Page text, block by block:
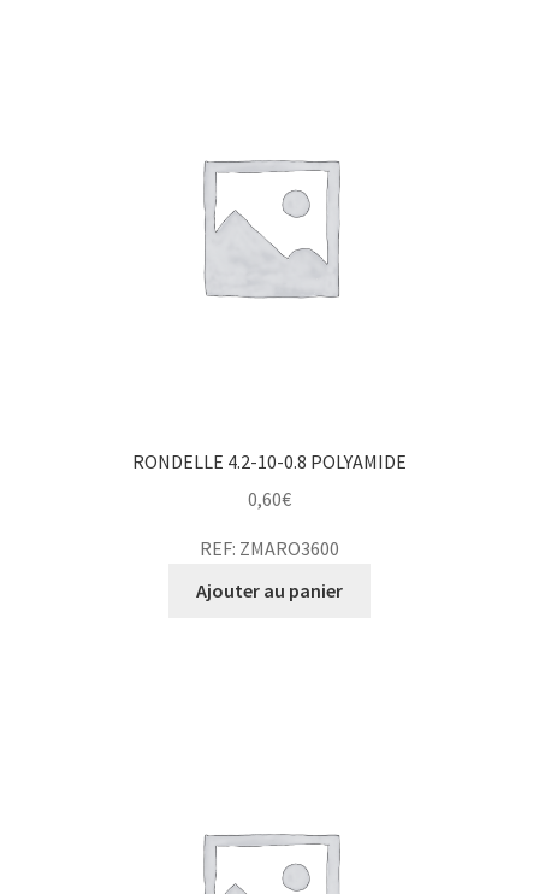
RONDELLE 4.2-10-0.8 POLYAMIDE
0,60€
REF: ZMARO3600
Ajouter au panier